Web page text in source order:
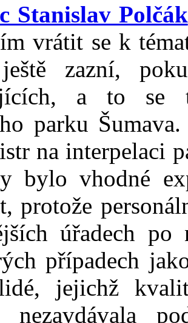
Stanislav Polčák
vrátit se k
zazní,
a to se
parku
na interpelaci
bylo vhodné
protože
úřadech
případech
jejichž
nezavdávala